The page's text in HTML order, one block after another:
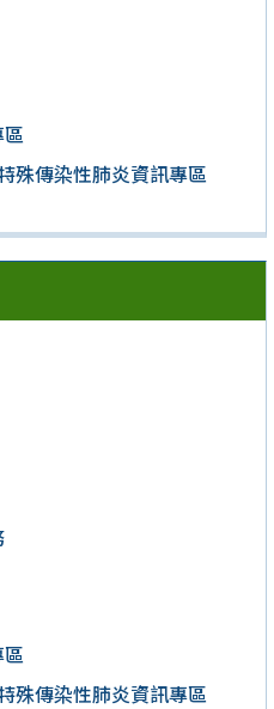
殊傳染性肺炎資訊專區
殊傳染性肺炎資訊專區